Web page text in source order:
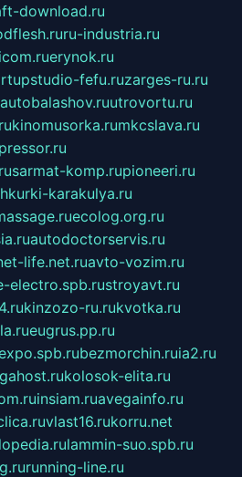
download.ru
ru-industria.ru
erynok.ru
fefu.ruzarges-ru.ru
autobalashov.ruutrovortu.ru
kinomusorka.rumkcslava.ru
sarmat-komp.rupioneeri.ru
karakulya.ru
ecolog.org.ru
autodoctorservis.ru
life.net.ruavto-vozim.ru
electro.spb.rustroyavt.ru
kinzozo-ru.rukvotka.ru
eugrus.pp.ru
bezmorchin.ruia2.ru
kolosok-elita.ru
insiam.ruavegainfo.ru
vlast16.rukorru.net
lammin-suo.spb.ru
running-line.ru